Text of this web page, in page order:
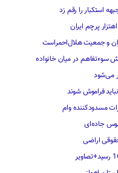
استکبار را رقم زد
پرچم ایران
و جمعیت هلال‌احمراست
در میان خانواده
می‌شود
فراموش شوند
مسدودکننده وام
جاده‌ای